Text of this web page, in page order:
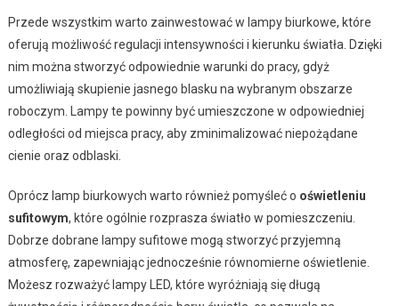
Przede wszystkim warto zainwestować w lampy biurkowe, które
oferują możliwość regulacji intensywności i kierunku światła. Dzięki
nim można stworzyć odpowiednie warunki do pracy, gdyż
umożliwiają skupienie jasnego blasku na wybranym obszarze
roboczym. Lampy te powinny być umieszczone w odpowiedniej
odległości od miejsca pracy, aby zminimalizować niepożądane
cienie oraz odblaski.
Oprócz lamp biurkowych warto również pomyśleć o oświetleniu
sufitowym, które ogólnie rozprasza światło w pomieszczeniu.
Dobrze dobrane lampy sufitowe mogą stworzyć przyjemną
atmosferę, zapewniając jednocześnie równomierne oświetlenie.
Możesz rozważyć lampy LED, które wyróżniają się długą